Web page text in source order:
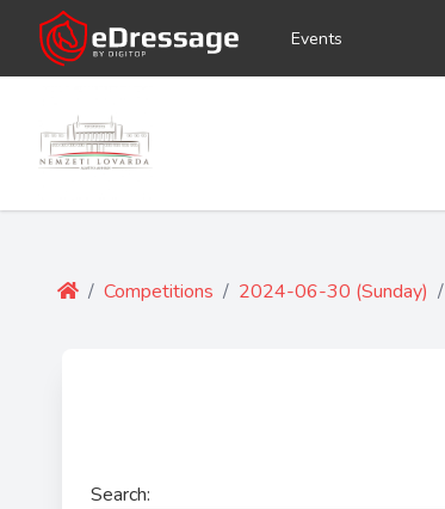
Events
/ Competitions / 2024-06-30 (Sunday) /
Search: